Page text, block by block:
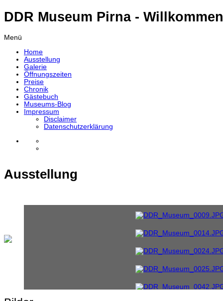
DDR Museum Pirna -
Menü
Home
Ausstellung
Galerie
Öffnungszeiten
Preise
Chronik
Gästebuch
Museums-Blog
Impressum
Disclaimer
Datenschutzerklärung
Ausstellung